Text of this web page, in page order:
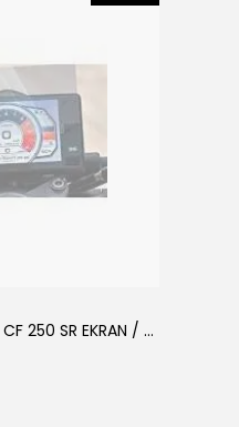
AEL-TECH CF MOTO CF 250 SR EKRAN / GÖSTERGE KORUYUCU 2023-2025